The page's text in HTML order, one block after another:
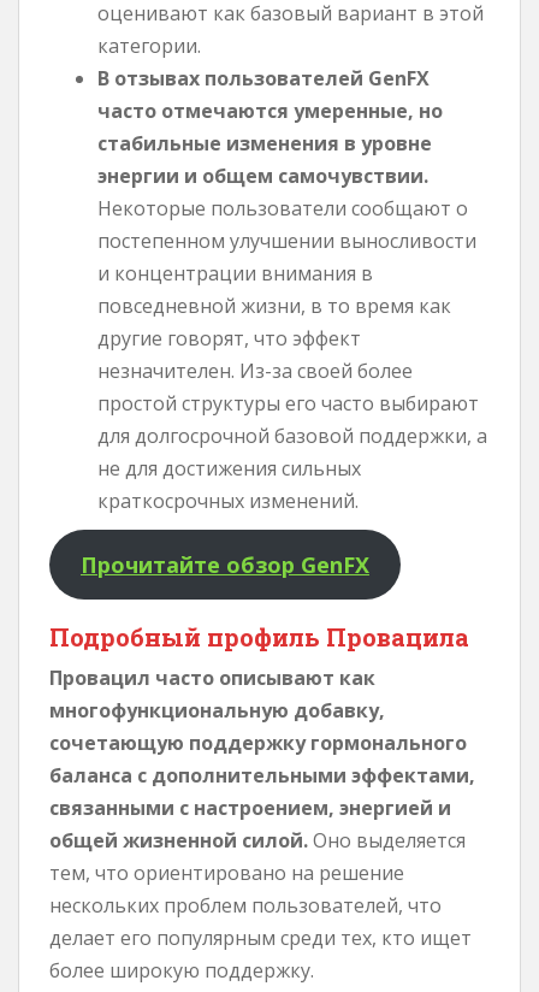
оценивают как базовый вариант в этой
категории.
В отзывах пользователей GenFX
часто отмечаются умеренные, но
стабильные изменения в уровне
энергии и общем самочувствии.
Некоторые пользователи сообщают о
постепенном улучшении выносливости
и концентрации внимания в
повседневной жизни, в то время как
другие говорят, что эффект
незначителен. Из-за своей более
простой структуры его часто выбирают
для долгосрочной базовой поддержки, а
не для достижения сильных
краткосрочных изменений.
Прочитайте обзор GenFX
Подробный профиль Провацила
Провацил часто описывают как
многофункциональную добавку,
сочетающую поддержку гормонального
баланса с дополнительными эффектами,
связанными с настроением, энергией и
общей жизненной силой.Оно выделяется
тем, что ориентировано на решение
нескольких проблем пользователей, что
делает его популярным среди тех, кто ищет
более широкую поддержку.